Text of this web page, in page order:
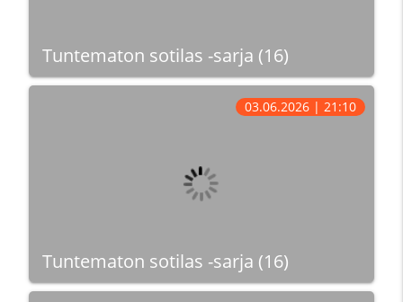
Tuntematon sotilas -sarja (16)
Tuntematon sotilas -sarja (16)
03.06.2026 | 21:10